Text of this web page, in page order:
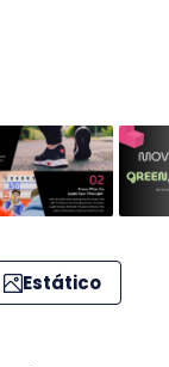
Estático